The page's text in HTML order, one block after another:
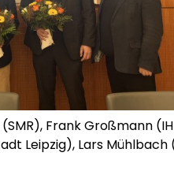
Frank Großmann
Leipzig), Lars Mühlbach